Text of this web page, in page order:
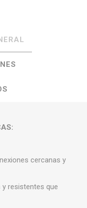
cercanas y
resistentes que